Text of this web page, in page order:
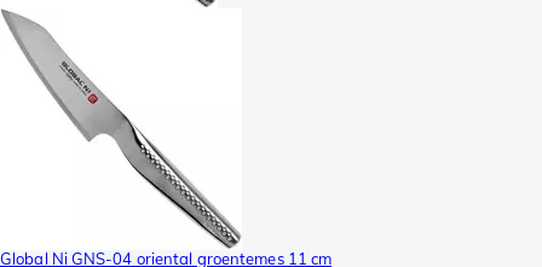
Global Ni GNS-04 oriental groentemes 11 cm